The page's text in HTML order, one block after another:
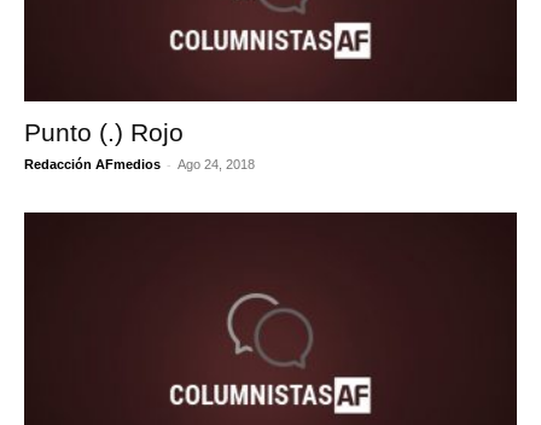
Punto (.) Rojo
Redacción AFmedios - Ago 24, 2018